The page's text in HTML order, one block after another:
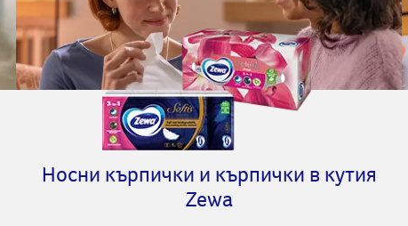
Носни кърпички и кърпички в кутия
Zewa